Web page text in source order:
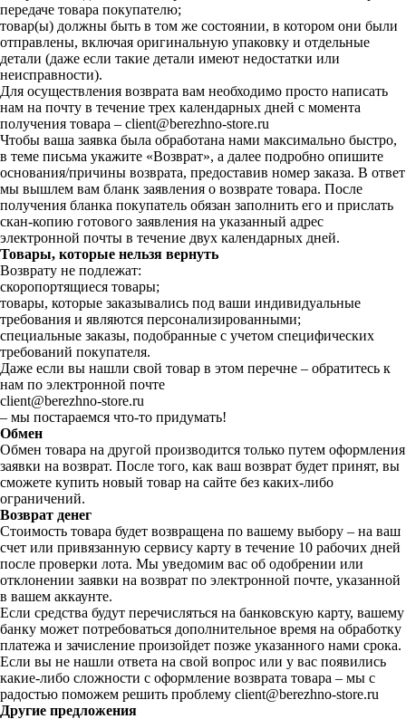
передаче товара покупателю;
товар(ы) должны быть в том же состоянии, в котором они были
отправлены, включая оригинальную упаковку и отдельные
детали (даже если такие детали имеют недостатки или
неисправности).
Для осуществления возврата вам необходимо просто написать
нам на почту в течение трех календарных дней с момента
получения товара – client@berezhno-store.ru
Чтобы ваша заявка была обработана нами максимально быстро,
в теме письма укажите «Возврат», а далее подробно опишите
основания/причины возврата, предоставив номер заказа. В ответ
мы вышлем вам бланк заявления о возврате товара. После
получения бланка покупатель обязан заполнить его и прислать
скан-копию готового заявления на указанный адрес
электронной почты в течение двух календарных дней.
Товары, которые нельзя вернуть
Возврату не подлежат:
скоропортящиеся товары;
товары, которые заказывались под ваши индивидуальные
требования и являются персонализированными;
специальные заказы, подобранные с учетом специфических
требований покупателя.
Даже если вы нашли свой товар в этом перечне – обратитесь к
нам по электронной почте
client@berezhno-store.ru
– мы постараемся что-то придумать!
Обмен
Обмен товара на другой производится только путем оформления
заявки на возврат. После того, как ваш возврат будет принят, вы
сможете купить новый товар на сайте без каких-либо
ограничений.
Возврат денег
Стоимость товара будет возвращена по вашему выбору – на ваш
счет или привязанную сервису карту в течение 10 рабочих дней
после проверки лота. Мы уведомим вас об одобрении или
отклонении заявки на возврат по электронной почте, указанной
в вашем аккаунте.
Если средства будут перечисляться на банковскую карту, вашему
банку может потребоваться дополнительное время на обработку
платежа и зачисление произойдет позже указанного нами срока.
Если вы не нашли ответа на свой вопрос или у вас появились
какие-либо сложности с оформление возврата товара – мы с
радостью поможем решить проблему client@berezhno-store.ru
Другие предложения